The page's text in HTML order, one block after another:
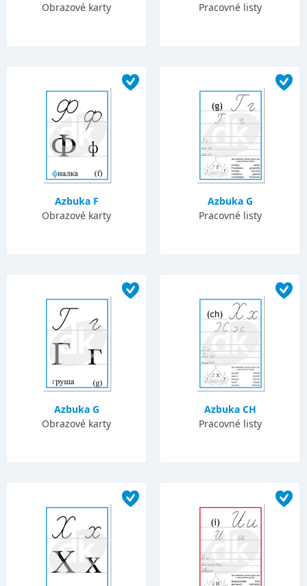
Obrazové karty
Pracovné listy
Azbuka F
Obrazové karty
Azbuka G
Pracovné listy
Azbuka G
Obrazové karty
Azbuka CH
Pracovné listy